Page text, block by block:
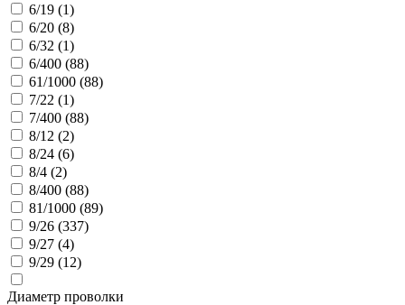
6/19 (1)
6/20 (8)
6/32 (1)
6/400 (88)
61/1000 (88)
7/22 (1)
7/400 (88)
8/12 (2)
8/24 (6)
8/4 (2)
8/400 (88)
81/1000 (89)
9/26 (337)
9/27 (4)
9/29 (12)
Диаметр проволки